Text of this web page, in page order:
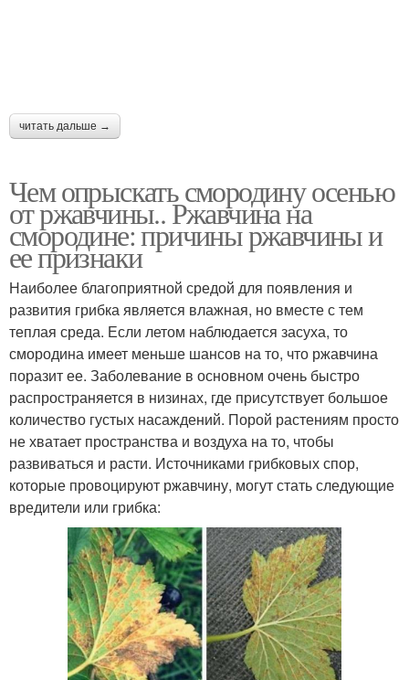
читать дальше →
Чем опрыскать смородину осенью
от ржавчины.. Ржавчина на
смородине: причины ржавчины и
ее признаки
Наиболее благоприятной средой для появления и
развития грибка является влажная, но вместе с тем
теплая среда. Если летом наблюдается засуха, то
смородина имеет меньше шансов на то, что ржавчина
поразит ее. Заболевание в основном очень быстро
распространяется в низинах, где присутствует большое
количество густых насаждений. Порой растениям просто
не хватает пространства и воздуха на то, чтобы
развиваться и расти. Источниками грибковых спор,
которые провоцируют ржавчину, могут стать следующие
вредители или грибка: